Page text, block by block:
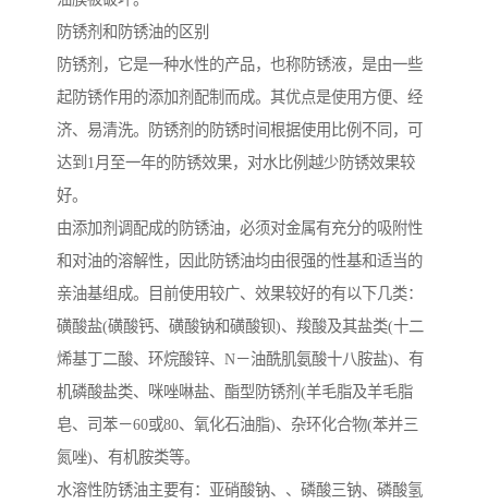
防锈剂和防锈油的区别
防锈剂，它是一种水性的产品，也称防锈液，是由一些
起防锈作用的添加剂配制而成。其优点是使用方便、经
济、易清洗。防锈剂的防锈时间根据使用比例不同，可
达到1月至一年的防锈效果，对水比例越少防锈效果较
好。
由添加剂调配成的防锈油，必须对金属有充分的吸附性
和对油的溶解性，因此防锈油均由很强的性基和适当的
亲油基组成。目前使用较广、效果较好的有以下几类：
磺酸盐(磺酸钙、磺酸钠和磺酸钡)、羧酸及其盐类(十二
烯基丁二酸、环烷酸锌、N－油酰肌氨酸十八胺盐)、有
机磷酸盐类、咪唑啉盐、酯型防锈剂(羊毛脂及羊毛脂
皂、司苯－60或80、氧化石油脂)、杂环化合物(苯并三
氮唑)、有机胺类等。
水溶性防锈油主要有：亚硝酸钠、、磷酸三钠、磷酸氢